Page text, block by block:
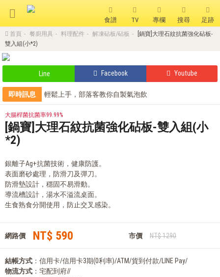
食譜 TV 專欄 搜尋 足跡
首頁 餐廚用具 料理配件 解凍砧板/砧板
[鍋寶]大理石紋抗菌強化砧板-
雙入組(小*2)
Line Facebook Youtube
即時訊息
輕鬆上手，部落客教你自製氣泡飲
鍋寶商品安心保證❤️
部落客的氣炸私房菜，不藏私分享
大腸桿菌抗菌率99.99%
[鍋寶]大理石紋抗菌強化砧板-雙入組(小
*2)
銀離子Ag+抗菌技術，健康防護。
表面磨砂處理，防滑刀及彈刀。
防滑墊設計，穩固不易滑動。
導流槽設計，湯水不溢流桌面。
生食熟食分開使用，防止交叉感染。
網路價 NT$ 590 市價 NT$ 1290
結帳方式 ：信用卡/信用卡3期(0利率)/ATM/貨到付款/LINE Pay/
物流方式 ：宅配到府//
聚油不沾鍋 全球通吹風機
分隔便當盒 金鑽不沾鍋 氣炸烤箱